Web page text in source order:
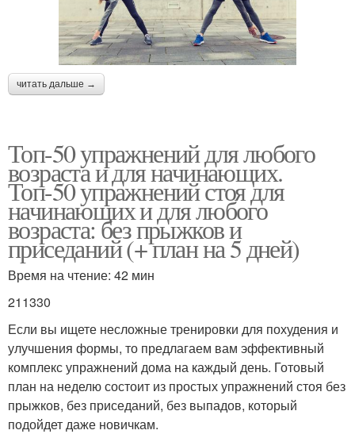
читать дальше →
Топ-50 упражнений для любого
возраста и для начинающих.
Топ-50 упражнений стоя для
начинающих и для любого
возраста: без прыжков и
приседаний (+ план на 5 дней)
Время на чтение: 42 мин
211330
Если вы ищете несложные тренировки для похудения и
улучшения формы, то предлагаем вам эффективный
комплекс упражнений дома на каждый день. Готовый
план на неделю состоит из простых упражнений стоя без
прыжков, без приседаний, без выпадов, который
подойдет даже новичкам.